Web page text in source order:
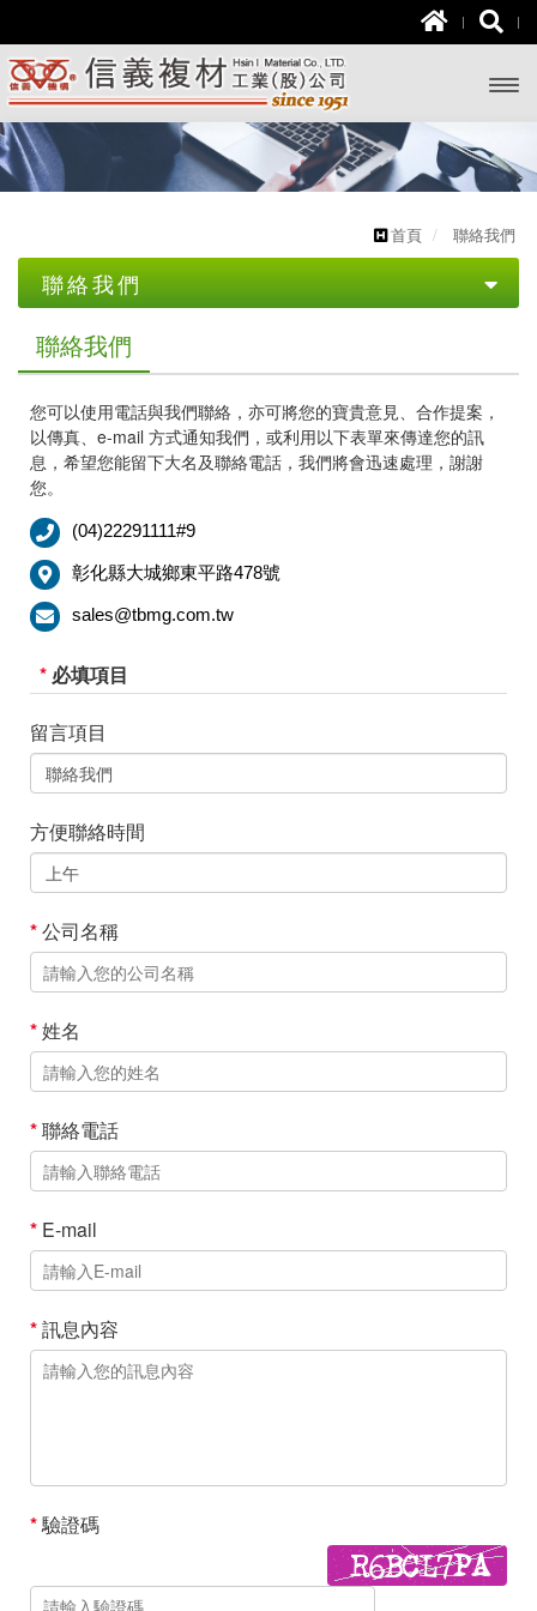
主選
首頁 聯絡我們
聯絡我們
聯絡我們
聯絡我們
您可以使用電話與我們聯絡，亦可將您的寶貴意見、合作提案，
以傳真、e-mail 方式通知我們，或利用以下表單來傳達您的訊
息，希望您能留下大名及聯絡電話，我們將會迅速處理，謝謝
您。
(04)22291111#9
彰化縣大城鄉東平路478號
sales@tbmg.com.tw
* 必填項目
留言項目
方便聯絡時間
*公司名稱
*姓名
*聯絡電話
* E-mail
*訊息內容
*驗證碼